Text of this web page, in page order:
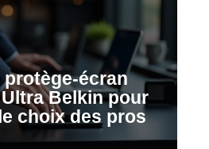
protège-écran
Belkin pour
choix des pros